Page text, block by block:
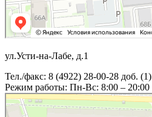
ул.Усти-на-Лабе, д.1
Тел./факс: 8 (4922) 28-00-28 доб. (1)
Режим работы: Пн-Вс: 8:00 – 20:00